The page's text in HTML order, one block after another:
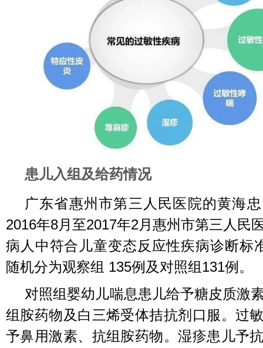
患儿入组及给药情况
广东省惠州市第三人民医院的黄海
2016年8月至2017年2月惠州市第三人民
病人中符合儿童变态反应性疾病诊断标
随机分为观察组 135例及对照组131例。
对照组婴幼儿喘息患儿给予糖皮质激
组胺药物及白三烯受体拮抗剂口服。过
予鼻用激素、抗组胺药物。湿疹患儿予